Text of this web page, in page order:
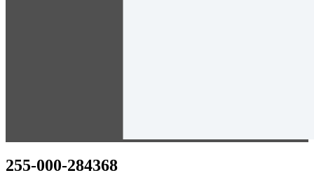
255-000-284368